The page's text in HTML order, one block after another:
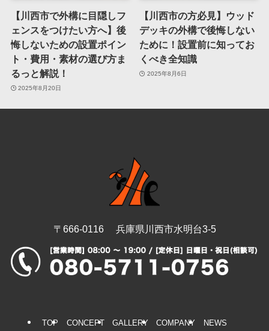
【川西市で外構に目隠しフ
ェンスをつけたい方へ】後
悔しないための設置ポイン
ト・費用・素材の選び方ま
るっと解説！
2025年8月20日
【川西市の方必見】ウッド
デッキの外構で後悔しない
ために！設置前に知ってお
くべき全知識
2025年8月6日
〒666-0116 兵庫県川西市水明台3-5
TOP CONCEPT GALLERY COMPANY NEWS